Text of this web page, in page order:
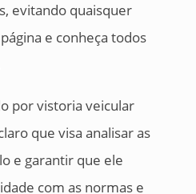
evitando quaisquer
e conheça todos
por vistoria veicular
que visa analisar as
e garantir que ele
com as normas e